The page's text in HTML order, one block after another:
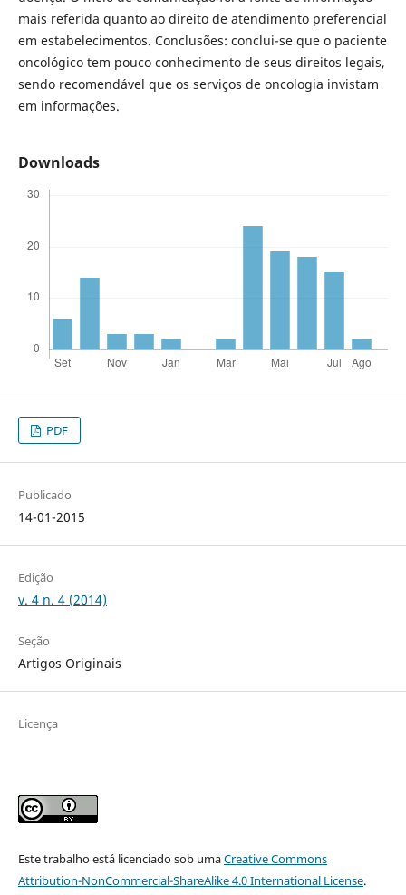
mais referida quanto ao direito de atendimento preferencial
em estabelecimentos. Conclusões: conclui-se que o paciente
oncológico tem pouco conhecimento de seus direitos legais,
sendo recomendável que os serviços de oncologia invistam
em informações.
Downloads
PDF
Publicado
14-01-2015
Edição
v. 4 n. 4 (2014)
Seção
Artigos Originais
Licença
Este trabalho está licenciado sob umaCreative Commons
Attribution-NonCommercial-ShareAlike 4.0 International License.